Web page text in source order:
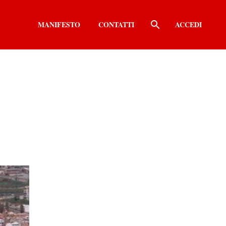
MANIFESTO CONTATTI ACCEDI